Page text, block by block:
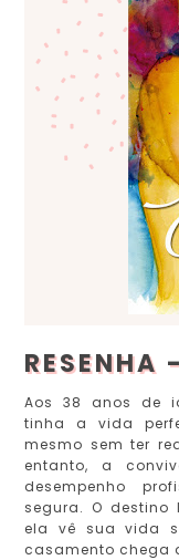
RESENHA
Aos 38 anos de
tinha a vida
mesmo sem ter
entanto, a
desempenho
segura. O destino
ela vê sua vida
casamento chega